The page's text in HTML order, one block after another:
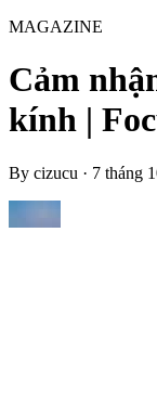
MAGAZINE
Cảm
kính |
By cizucu · 7 tháng